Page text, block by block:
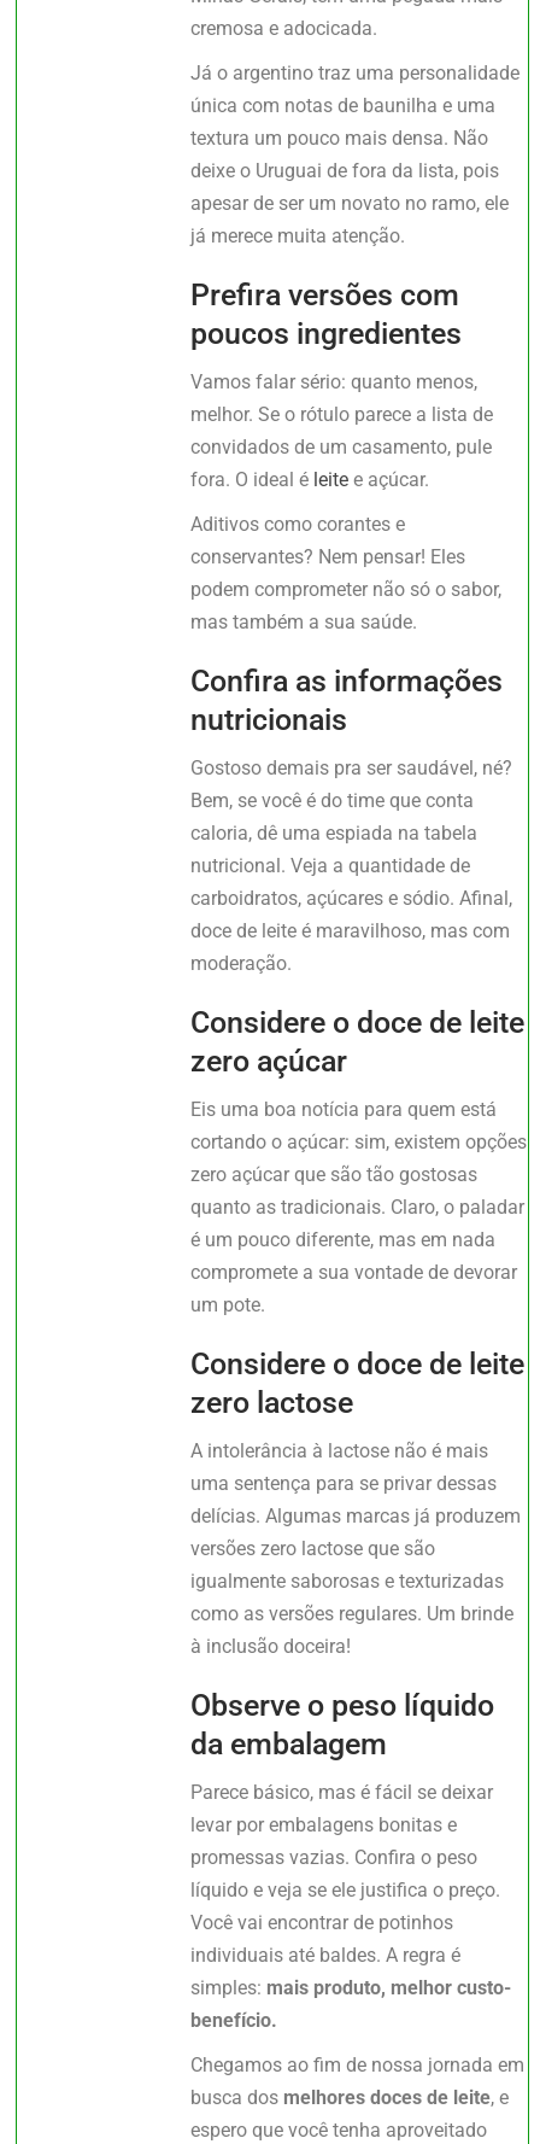
cremosa e adocicada.
Já o argentino traz uma personalidade
única com notas de baunilha e uma
textura um pouco mais densa. Não
deixe o Uruguai de fora da lista, pois
apesar de ser um novato no ramo, ele
já merece muita atenção.
Prefira versões com
poucos ingredientes
Vamos falar sério: quanto menos,
melhor. Se o rótulo parece a lista de
convidados de um casamento, pule
fora. O ideal é leite e açúcar.
Aditivos como corantes e
conservantes? Nem pensar! Eles
podem comprometer não só o sabor,
mas também a sua saúde.
Confira as informações
nutricionais
Gostoso demais pra ser saudável, né?
Bem, se você é do time que conta
caloria, dê uma espiada na tabela
nutricional. Veja a quantidade de
carboidratos, açúcares e sódio. Afinal,
doce de leite é maravilhoso, mas com
moderação.
Considere o doce de leite
zero açúcar
Eis uma boa notícia para quem está
cortando o açúcar: sim, existem opções
zero açúcar que são tão gostosas
quanto as tradicionais. Claro, o paladar
é um pouco diferente, mas em nada
compromete a sua vontade de devorar
um pote.
Considere o doce de leite
zero lactose
A intolerância à lactose não é mais
uma sentença para se privar dessas
delícias. Algumas marcas já produzem
versões zero lactose que são
igualmente saborosas e texturizadas
como as versões regulares. Um brinde
à inclusão doceira!
Observe o peso líquido
da embalagem
Parece básico, mas é fácil se deixar
levar por embalagens bonitas e
promessas vazias. Confira o peso
líquido e veja se ele justifica o preço.
Você vai encontrar de potinhos
individuais até baldes. A regra é
simples: mais produto, melhor custo-
benefício.
Chegamos ao fim de nossa jornada em
busca dos melhores doces de leite, e
espero que você tenha aproveitado